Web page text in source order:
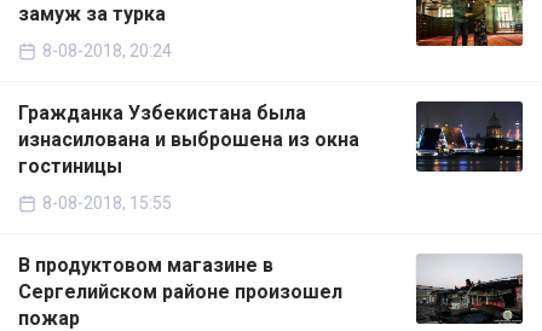
замуж за турка
8-08-2018, 20:24
Гражданка Узбекистана была
изнасилована и выброшена из окна
гостиницы
8-08-2018, 15:55
В продуктовом магазине в
Сергелийском районе произошел
пожар